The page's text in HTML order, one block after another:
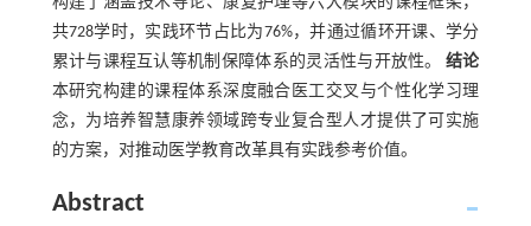
共728学时，实践环节占比为76%，并通过循环开课、学分
累计与课程互认等机制保障体系的灵活性与开放性。结论
本研究构建的课程体系深度融合医工交叉与个性化学习理
念，为培养智慧康养领域跨专业复合型人才提供了可实施
的方案，对推动医学教育改革具有实践参考价值。
Abstract